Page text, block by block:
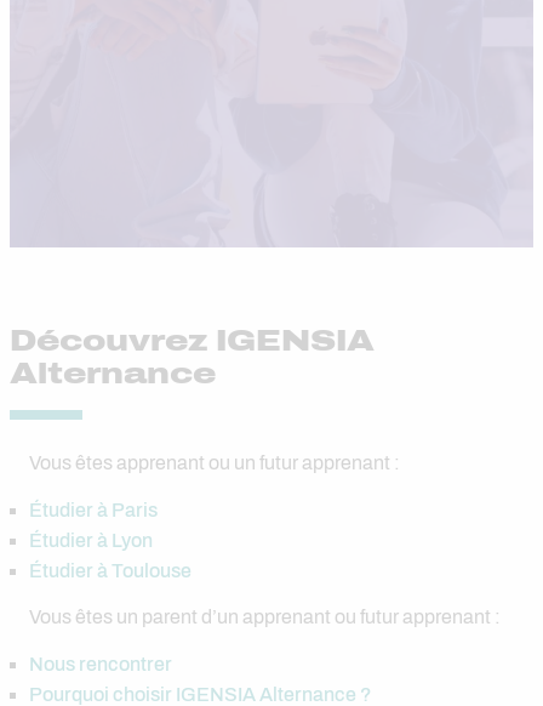
Découvrez IGENSIA
Alternance
Vous êtes apprenant ou un futur apprenant :
Étudier à Paris
Étudier à Lyon
Étudier à Toulouse
Vous êtes un parent d’un apprenant ou futur apprenant :
Nous rencontrer
Pourquoi choisir IGENSIA Alternance ?